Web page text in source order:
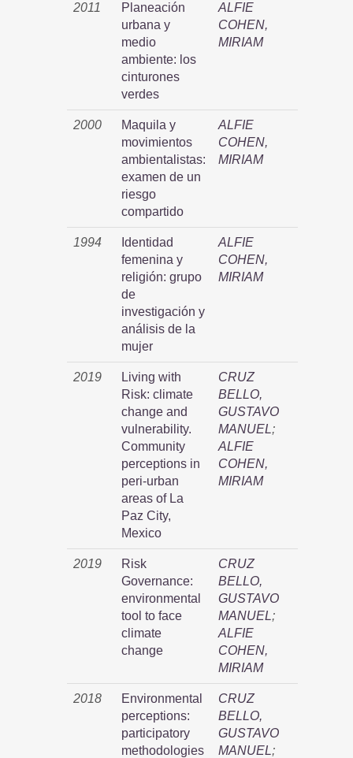
2011
Planeación
urbana y
medio
ambiente: los
cinturones
verdes
ALFIE
COHEN,
MIRIAM
2000
Maquila y
movimientos
ambientalistas:
examen de un
riesgo
compartido
ALFIE
COHEN,
MIRIAM
1994
Identidad
femenina y
religión: grupo
de
investigación y
análisis de la
mujer
ALFIE
COHEN,
MIRIAM
2019
Living with
Risk: climate
change and
vulnerability.
Community
perceptions in
peri-urban
areas of La
Paz City,
Mexico
CRUZ
BELLO,
GUSTAVO
MANUEL;
ALFIE
COHEN,
MIRIAM
2019
Risk
Governance:
environmental
tool to face
climate
change
CRUZ
BELLO,
GUSTAVO
MANUEL;
ALFIE
COHEN,
MIRIAM
2018
Environmental
perceptions:
participatory
methodologies
CRUZ
BELLO,
GUSTAVO
MANUEL;